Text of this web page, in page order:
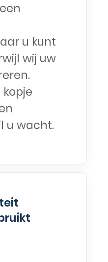
u kunt
wij uw
u wacht.